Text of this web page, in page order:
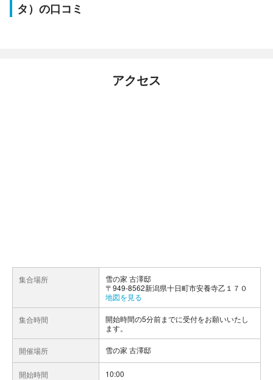
タ）の口コミ
アクセス
集合場所
雪の家 古澤邸
〒949-8562新潟県十日町市安養寺乙１７０
地図を見る
集合時間
開始時間の5分前までに受付をお願いいたし
ます。
開催場所 雪の家 古澤邸
開始時間 10:00